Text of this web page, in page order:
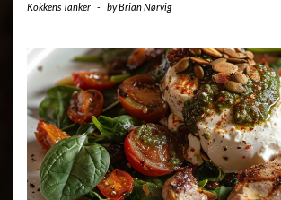
Kokkens Tanker - byBrian Nørvig